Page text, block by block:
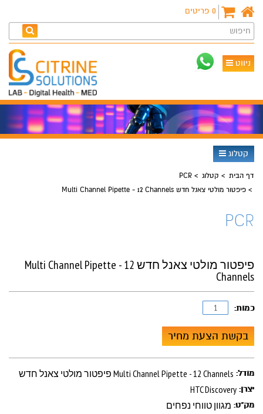
0 פריטים
חיפוש
ניווט
קטלוג
דף הבית קטלוג
PCR
פיפטור מולטי צאנל חדש Multi Channel Pipette - 12 Channels
PCR
פיפטור מולטי צאנל חדש Multi Channel Pipette - 12
Channels
כמות:
בקשת הצעת מחיר
מודל: פיפטור מולטי צאנל חדש Multi Channel Pipette - 12 Channels
יצרן: HTC Discovery
מק"ט: מגוון טווחי נפחים